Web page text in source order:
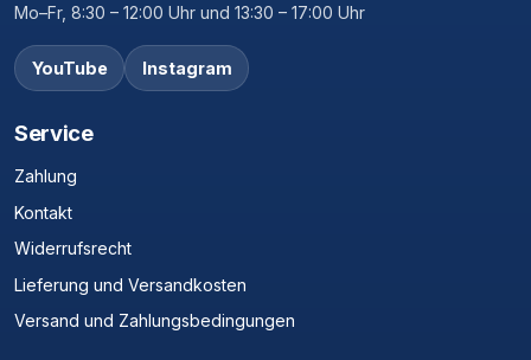
Mo–Fr, 8:30 – 12:00 Uhr und 13:30 – 17:00 Uhr
YouTube Instagram
Service
Zahlung
Kontakt
Widerrufsrecht
Lieferung und Versandkosten
Versand und Zahlungsbedingungen